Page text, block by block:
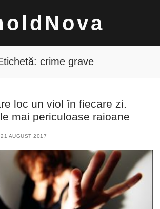
crime grave
loc un viol în fiecare zi.
mai periculoase raioane
21 AUGUST 2017